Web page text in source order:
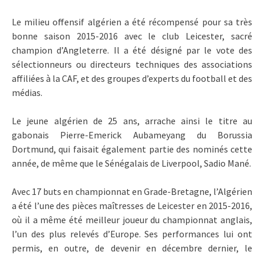
Le milieu offensif algérien a été récompensé pour sa très
bonne saison 2015-2016 avec le club Leicester, sacré
champion d’Angleterre. Il a été désigné par le vote des
sélectionneurs ou directeurs techniques des associations
affiliées à la CAF, et des groupes d’experts du football et des
médias.
Le jeune algérien de 25 ans, arrache ainsi le titre au
gabonais Pierre-Emerick Aubameyang du Borussia
Dortmund, qui faisait également partie des nominés cette
année, de même que le Sénégalais de Liverpool, Sadio Mané.
Avec 17 buts en championnat en Grade-Bretagne, l’Algérien
a été l’une des pièces maîtresses de Leicester en 2015-2016,
où il a même été meilleur joueur du championnat anglais,
l’un des plus relevés d’Europe. Ses performances lui ont
permis, en outre, de devenir en décembre dernier, le